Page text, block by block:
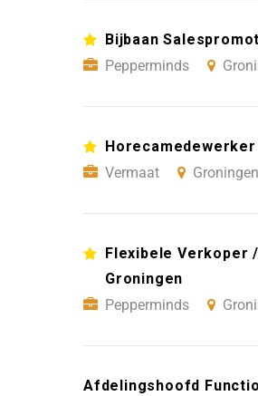
Bijbaan
Pepperminds
Vermaat
Groningen
Flexibele Verkoper
Groningen
Pepperminds
Afdelingshoofd